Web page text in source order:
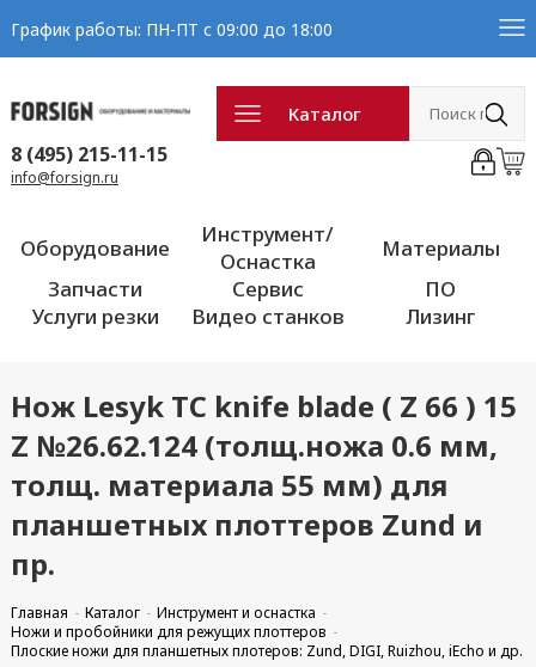
График работы: ПН-ПТ с 09:00 до 18:00
Каталог
8 (495) 215-11-15
info@forsign.ru
Оборудование
Инструмент/
Оснастка
Материалы
Запчасти
Сервис
ПО
Услуги резки
Видео станков Лизинг
Нож Lesyk TC knife blade ( Z 66 ) 15
Z №26.62.124 (толщ.ножа 0.6 мм,
толщ. материала 55 мм) для
планшетных плоттеров Zund и
пр.
Главная Каталог
Инструмент и оснастка
Ножи и пробойники для режущих плоттеров
Плоские ножи для планшетных плотеров: Zund, DIGI, Ruizhou, iEcho и др.